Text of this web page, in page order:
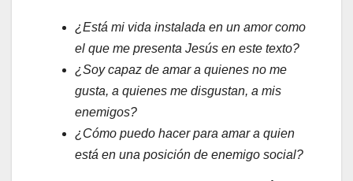
¿Está mi vida instalada en un amor como
el que me presenta Jesús en este texto?
¿Soy capaz de amar a quienes no me
gusta, a quienes me disgustan, a mis
enemigos?
¿Cómo puedo hacer para amar a quien
está en una posición de enemigo social?